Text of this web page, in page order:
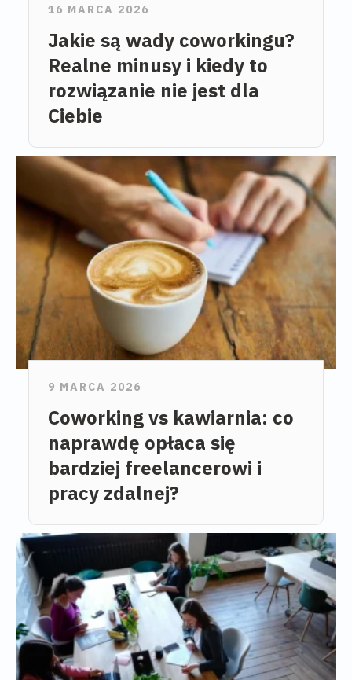
16 MARCA 2026
Jakie są wady coworkingu?
Realne minusy i kiedy to
rozwiązanie nie jest dla
Ciebie
9 MARCA 2026
Coworking vs kawiarnia: co
naprawdę opłaca się
bardziej freelancerowi i
pracy zdalnej?